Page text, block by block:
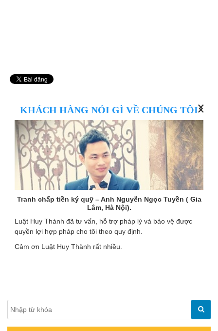
KHÁCH HÀNG NÓI GÌ VỀ CHÚNG TÔI
Tranh chấp tiền ký quỹ – Anh Nguyễn Ngọc Tuyền ( Gia
Lâm, Hà Nội).
Luật Huy Thành đã tư vấn, hỗ trợ pháp lý và bảo vệ được
quyền lợi hợp pháp cho tôi theo quy định.
Cảm ơn Luật Huy Thành rất nhiều.